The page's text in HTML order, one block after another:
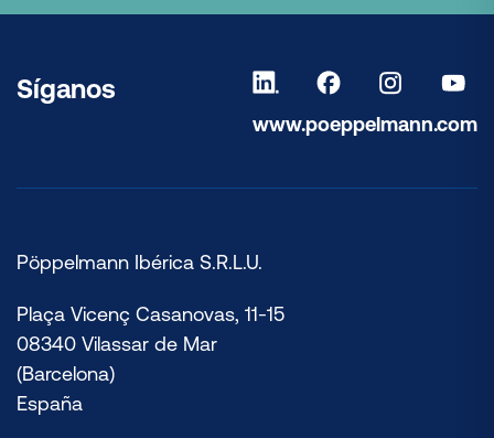
Síganos
www.poeppelmann.com
Pöppelmann Ibérica S.R.L.U.
Plaça Vicenç Casanovas, 11-15
08340 Vilassar de Mar
(Barcelona)
España